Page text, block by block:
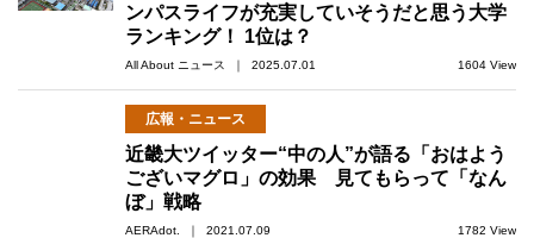
ンパスライフが充実していそうだと思う大学
ランキング！ 1位は？
All About ニュース ｜ 2025.07.01 1604 View
広報・ニュース
近畿大ツイッター“中の人”が語る「おはよう
ございマグロ」の効果 見てもらって「なん
ぼ」戦略
AERAdot. ｜ 2021.07.09 1782 View